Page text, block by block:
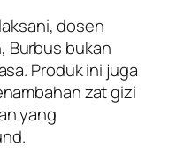
dosen
Burbus bukan
Produk ini juga
zat gizi
yang
.